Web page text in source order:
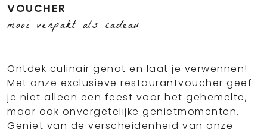
VOUCHER
mooi verpakt als cadeau
Ontdek culinair genot en laat je verwennen!
Met onze exclusieve restaurantvoucher geef
je niet alleen een feest voor het gehemelte,
maar ook onvergetelijke genietmomenten.
Geniet van de verscheidenheid van onze